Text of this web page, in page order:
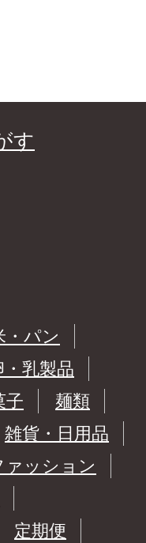
す
・パン
・乳製品
子
麺類
雑貨・日用品
ァッション
定期便